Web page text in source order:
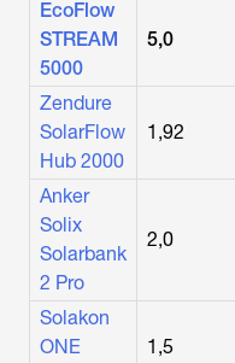
EcoFlow
STREAM
5000
5,0
Zendure
SolarFlow
Hub 2000
1,92
Anker
Solix
Solarbank
2 Pro
2,0
Solakon
ONE
1,5